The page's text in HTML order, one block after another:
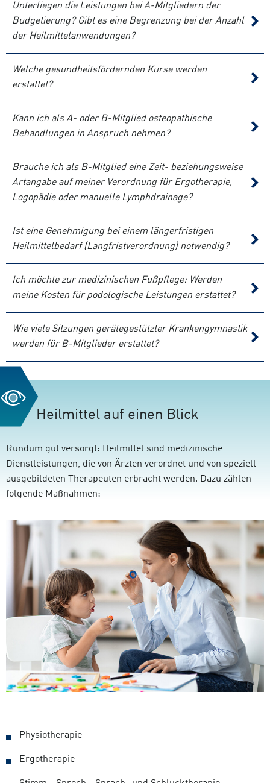
Unterliegen die Leistungen bei A-Mitgliedern der
Budgetierung? Gibt es eine Begrenzung bei der Anzahl
der Heilmittelanwendungen?
Welche gesundheitsfördernden Kurse werden
erstattet?
Kann ich als A- oder B-Mitglied osteopathische
Behandlungen in Anspruch nehmen?
Brauche ich als B-Mitglied eine Zeit- beziehungsweise
Artangabe auf meiner Verordnung für Ergotherapie,
Logopädie oder manuelle Lymphdrainage?
Ist eine Genehmigung bei einem längerfristigen
Heilmittelbedarf (Langfristverordnung) notwendig?
Ich möchte zur medizinischen Fußpflege: Werden
meine Kosten für podologische Leistungen erstattet?
Wie viele Sitzungen gerätegestützter Krankengymnastik
werden für B-Mitglieder erstattet?
Heilmittel auf einen Blick
Rundum gut versorgt: Heilmittel sind medizinische
Dienstleistungen, die von Ärzten verordnet und von speziell
ausgebildeten Therapeuten erbracht werden. Dazu zählen
folgende Maßnahmen:
Physiotherapie
Ergotherapie